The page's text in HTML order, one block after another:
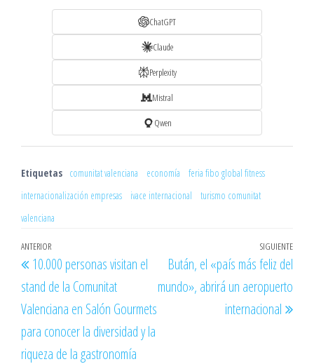
ChatGPT
Claude
Perplexity
Mistral
Qwen
Etiquetas comunitat valenciana economía
feria fibo global fitness
internacionalización empresas
ivace internacional
turismo comunitat
valenciana
Navegación
de
entradas
Entrada
anterior
ANTERIOR
10.000 personas visitan el
stand de la Comunitat
Valenciana en Salón Gourmets
para conocer la diversidad y la
riqueza de la gastronomía
SIGUIENTE
Bután, el «país más feliz del
mundo», abrirá un aeropuerto
internacional